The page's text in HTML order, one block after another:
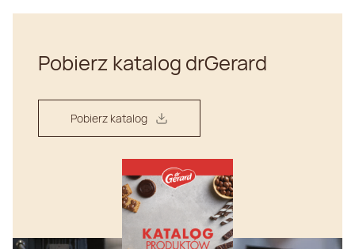
Pobierz katalog drGerard
Pobierz katalog